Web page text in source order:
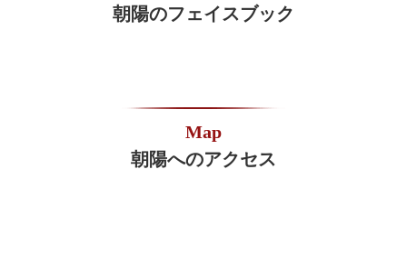
朝陽のフェイスブック
Map
朝陽へのアクセス